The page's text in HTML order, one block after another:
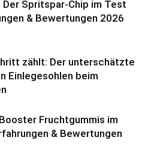
Der Spritspar-Chip im Test
& Bewertungen 2026
zählt: Der unterschätzte
Einlegesohlen beim
Fruchtgummis im
& Bewertungen